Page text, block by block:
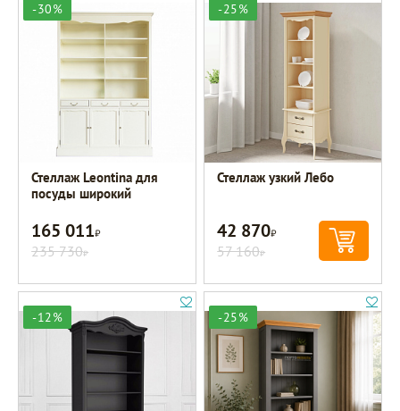
-30%
Стеллаж Leontina для
посуды широкий
165 011Р
235 730Р
-25%
Стеллаж узкий Лебо
42 870Р
57 160Р
-12% -25%